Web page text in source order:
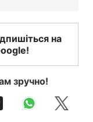
на
зручно!